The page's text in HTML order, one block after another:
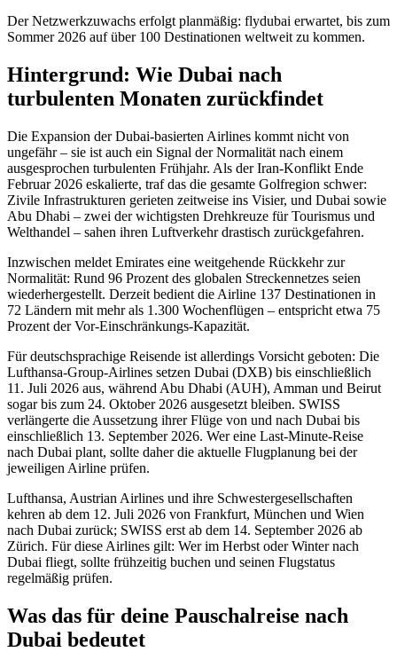
Der Netzwerkzuwachs erfolgt planmäßig: flydubai erwartet, bis zum
Sommer 2026 auf über 100 Destinationen weltweit zu kommen.
Hintergrund: Wie Dubai nach
turbulenten Monaten zurückfindet
Die Expansion der Dubai-basierten Airlines kommt nicht von
ungefähr – sie ist auch ein Signal der Normalität nach einem
ausgesprochen turbulenten Frühjahr. Als der Iran-Konflikt Ende
Februar 2026 eskalierte, traf das die gesamte Golfregion schwer:
Zivile Infrastrukturen gerieten zeitweise ins Visier, und Dubai sowie
Abu Dhabi – zwei der wichtigsten Drehkreuze für Tourismus und
Welthandel – sahen ihren Luftverkehr drastisch zurückgefahren.
Inzwischen meldet Emirates eine weitgehende Rückkehr zur
Normalität: Rund 96 Prozent des globalen Streckennetzes seien
wiederhergestellt. Derzeit bedient die Airline 137 Destinationen in
72 Ländern mit mehr als 1.300 Wochenflügen – entspricht etwa 75
Prozent der Vor-Einschränkungs-Kapazität.
Für deutschsprachige Reisende ist allerdings Vorsicht geboten: Die
Lufthansa-Group-Airlines setzen Dubai (DXB) bis einschließlich
11. Juli 2026 aus, während Abu Dhabi (AUH), Amman und Beirut
sogar bis zum 24. Oktober 2026 ausgesetzt bleiben. SWISS
verlängerte die Aussetzung ihrer Flüge von und nach Dubai bis
einschließlich 13. September 2026. Wer eine Last-Minute-Reise
nach Dubai plant, sollte daher die aktuelle Flugplanung bei der
jeweiligen Airline prüfen.
Lufthansa, Austrian Airlines und ihre Schwestergesellschaften
kehren ab dem 12. Juli 2026 von Frankfurt, München und Wien
nach Dubai zurück; SWISS erst ab dem 14. September 2026 ab
Zürich. Für diese Airlines gilt: Wer im Herbst oder Winter nach
Dubai fliegt, sollte frühzeitig buchen und seinen Flugstatus
regelmäßig prüfen.
Was das für deine Pauschalreise nach
Dubai bedeutet